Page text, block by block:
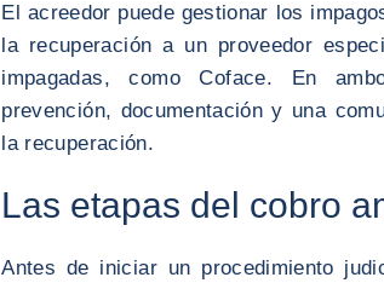
El acreedor puede gestionar los
la recuperación a un proveedor
impagadas, como Coface. En
prevención, documentación y una
la recuperación.
Las etapas del cobro
Antes de iniciar un procedimiento